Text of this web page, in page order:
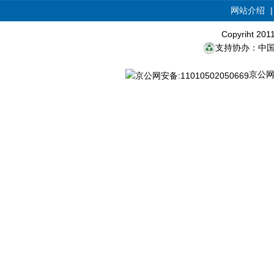
网站介绍
Copyriht
支持协办：中
京公